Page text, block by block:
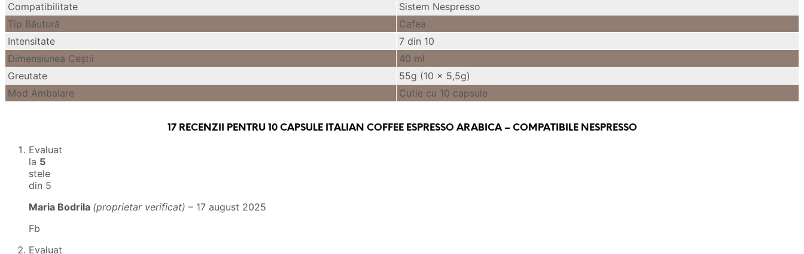
Compatibilitate
Sistem Nespresso
Tip Băutură
Cafea
Intensitate
7 din 10
Dimensiunea Ceştii
40 ml
Greutate
55g (10 x 5,5g)
Mod Ambalare
Cutie cu 10 capsule
17 RECENZII PENTRU 10 CAPSULE ITALIAN COFFEE ESPRESSO ARABICA – COMPATIBILE NESPRESSO
Evaluat
la 5
stele
din 5
Maria Bodrila (proprietar verificat) – 17 august 2025
Fb
Evaluat